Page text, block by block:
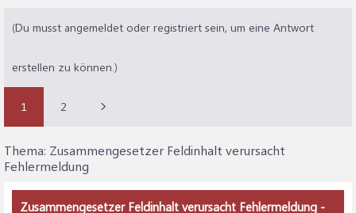
(Du musst angemeldet oder registriert sein, um eine Antwort
erstellen zu können.)
1 2
Thema: Zusammengesetzer Feldinhalt verursacht
Fehlermeldung
Zusammengesetzer Feldinhalt verursacht Fehlermeldung -